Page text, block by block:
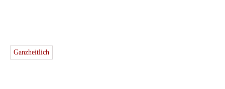
Ganzheitlich